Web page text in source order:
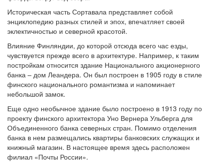
Историческая часть Сортавала представляет собой
энциклопедию разных стилей и эпох, впечатляет своей
эклектичностью и северной красотой.
Влияние Финляндии, до которой отсюда всего час езды,
чувствуется прежде всего в архитектуре. Например, к таким
постройкам относится здание Национального акционерного
банка – дом Леандера. Он был построен в 1905 году в стиле
финского национального романтизма и напоминает
небольшой замок.
Еще одно необычное здание было построено в 1913 году по
проекту финского архитектора Уно Вернера Ульберга для
Объединенного банка северных стран. Помимо отделения
банка в нем размещались квартиры банковских служащих и
книжный магазин. В настоящее время здесь расположен
филиал «Почты России».